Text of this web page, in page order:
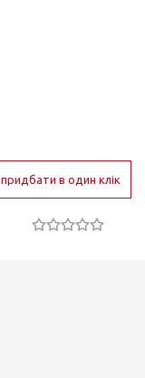
придбати в один клік